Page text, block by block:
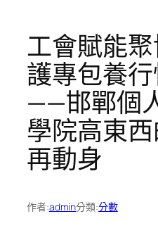
工會賦能
護專包養
——邯鄲個
學院高東
再動身
作者:admin分類:分數